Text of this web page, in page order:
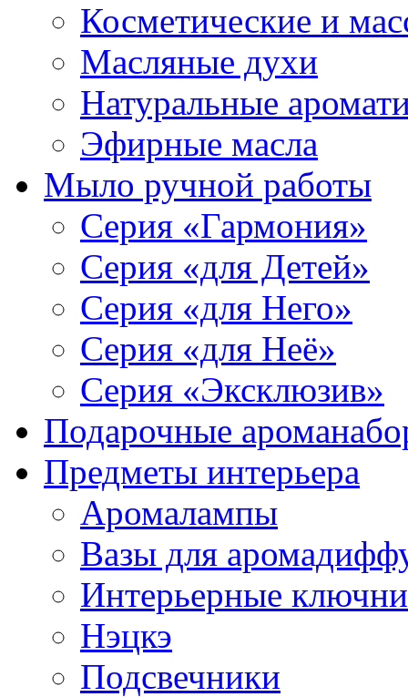
Косметические и
Масляные духи
Натуральные
Эфирные масла
Мыло ручной работы
Серия «Гармония»
Серия «для Детей»
Серия «для Него»
Серия «для Неё»
Серия «Эксклюзив»
Подарочные
Предметы интерьера
Аромалампы
Вазы для
Интерьерные
Нэцкэ
Подсвечники